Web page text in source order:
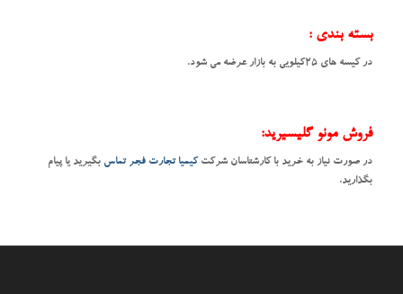
بسته بندی :
در کیسه های ۲۵کیلویی به بازار عرضه می شود.
فروش مونو گلیسیرید:
در صورت نیاز به خرید با کارشتاسان شرکت کیمیا تجارت فجر تماس بگیرید یا پیام
بگذارید.